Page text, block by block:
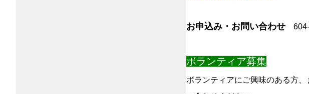
お申込み・お問い合わせ 604-
ボランティア募集
ボランティアにご興味のある方